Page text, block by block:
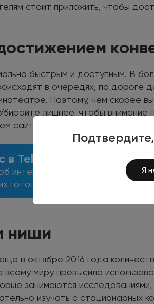
Я
стоит приложить, чтобы
быстрым и доступным. В
в очередях, по дороге
Поэтому, чем скорее
лишнее, чтобы внимание
сайте.
Telegram
интернет-маркетинге и
готовых решениях
ниши
в октябре 2016 года
миру превысило
занимаются исследованиями,
изучать с стационарных